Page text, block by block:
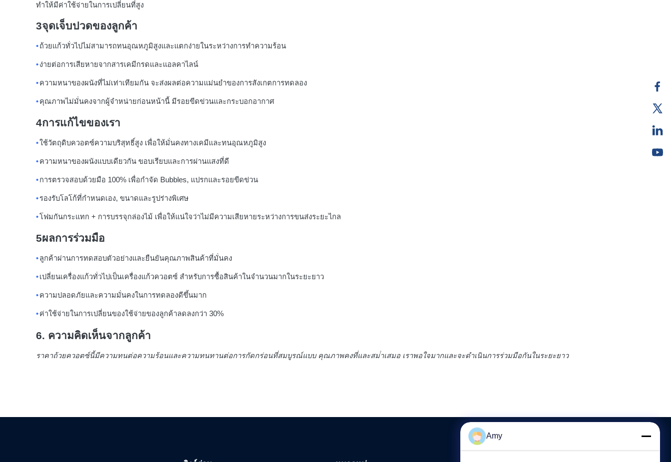
ทําให้มีค่าใช้จ่ายในการเปลี่ยนที่สูง
3จุดเจ็บปวดของลูกค้า
•ถ้วยแก้วทั่วไปไม่สามารถทนอุณหภูมิสูงและแตกง่ายในระหว่างการทําความร้อน
•ง่ายต่อการเสียหายจากสารเคมีกรดและแอลคาไลน์
•ความหนาของผนังที่ไม่เท่าเทียมกัน จะส่งผลต่อความแม่นยําของการสังเกตการทดลอง
•คุณภาพไม่มั่นคงจากผู้จําหน่ายก่อนหน้านี้ มีรอยขีดข่วนและกระบอกอากาศ
4การแก้ไขของเรา
•ใช้วัตถุดิบควอตซ์ความบริสุทธิ์สูง เพื่อให้มั่นคงทางเคมีและทนอุณหภูมิสูง
•ความหนาของผนังแบบเดียวกัน ขอบเรียบและการผ่านแสงที่ดี
•การตรวจสอบด้วยมือ 100% เพื่อกําจัด Bubbles, แปรกและรอยขีดข่วน
•รองรับโลโก้ที่กําหนดเอง, ขนาดและรูปร่างพิเศษ
•โฟมกันกระแทก + การบรรจุกล่องไม้ เพื่อให้แน่ใจว่าไม่มีความเสียหายระหว่างการขนส่งระยะไกล
5ผลการร่วมมือ
•ลูกค้าผ่านการทดสอบตัวอย่างและยืนยันคุณภาพสินค้าที่มั่นคง
•เปลี่ยนเครื่องแก้วทั่วไปเป็นเครื่องแก้วควอตซ์ สําหรับการซื้อสินค้าในจํานวนมากในระยะยาว
•ความปลอดภัยและความมั่นคงในการทดลองดีขึ้นมาก
•ค่าใช้จ่ายในการเปลี่ยนของใช้จ่ายของลูกค้าลดลงกว่า 30%
6. ความคิดเห็นจากลูกค้า
ราคาถ้วยควอตซ์นี้มีความทนต่อความร้อนและความทนทานต่อการกัดกร่อนที่สมบูรณ์แบบ คุณภาพคงที่และสม่ําเสมอ เราพอใจมากและจะดําเนินการร่วมมือกันในระยะยาว
Amy